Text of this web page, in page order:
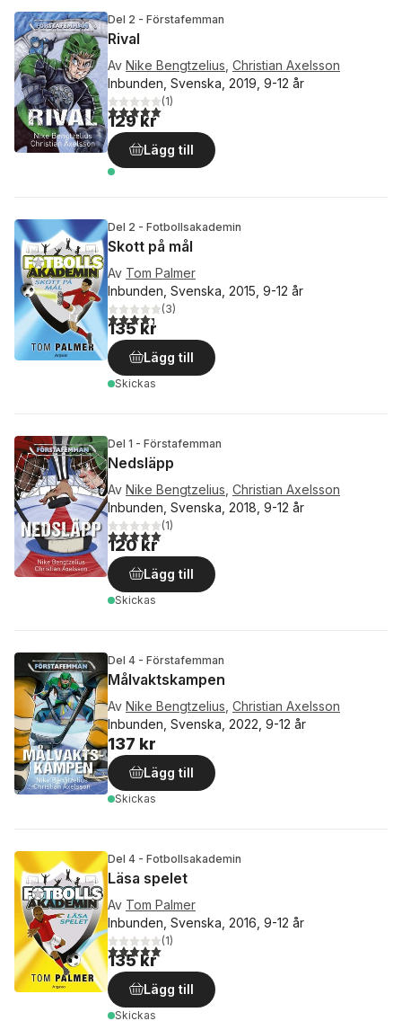
Del 2 - Förstafemman
Rival
Av Nike Bengtzelius Christian Axelsson
Inbunden, Svenska, 2019, 9-12 år
5,0utav 5 stjärnor. Totalt antal röster:
(1)
129 kr
Lägg till
Del 2 - Fotbollsakademin
Skott på mål
Av Tom Palmer
Inbunden, Svenska, 2015, 9-12 år
4,3utav 5 stjärnor. Totalt antal röster:
(3)
135 kr
Lägg till
Skickas
Del 1 - Förstafemman
Nedsläpp
Av Nike Bengtzelius Christian Axelsson
Inbunden, Svenska, 2018, 9-12 år
5,0utav 5 stjärnor. Totalt antal röster:
(1)
120 kr
Lägg till
Skickas
Del 4 - Förstafemman
Målvaktskampen
Av Nike Bengtzelius Christian Axelsson
Inbunden, Svenska, 2022, 9-12 år
137 kr
Lägg till
Skickas
Del 4 - Fotbollsakademin
Läsa spelet
Av Tom Palmer
Inbunden, Svenska, 2016, 9-12 år
5,0utav 5 stjärnor. Totalt antal röster:
(1)
135 kr
Lägg till
Skickas